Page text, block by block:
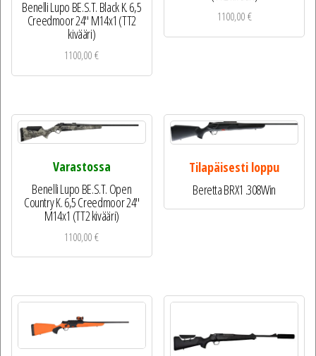
Benelli Lupo BE.S.T. Black K. 6,5
Creedmoor 24″ M14x1 (TT2
kivääri)
1100,00€
1100,00€
Varastossa
Benelli Lupo BE.S.T. Open
Country K. 6,5 Creedmoor 24″
M14x1 (TT2 kivääri)
1100,00€
Tilapäisesti loppu
Beretta BRX1 .308Win